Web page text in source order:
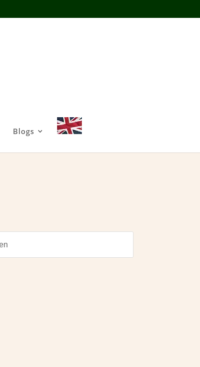
Blogs